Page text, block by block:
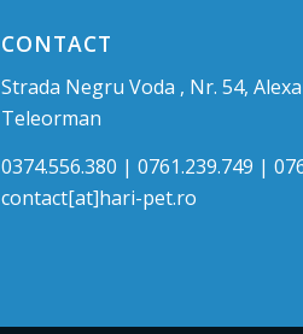
CONTACT
Strada Negru Voda , Nr. 54,
Teleorman
0374.556.380 | 0761.239.749 |
contact[at]hari-pet.ro